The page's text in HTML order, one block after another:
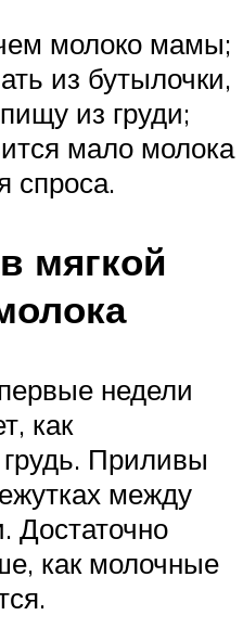
молоко мамы;
из бутылочки,
из груди;
мало молока
спроса.
мягкой
недели
как
Приливы
между
Достаточно
как молочные